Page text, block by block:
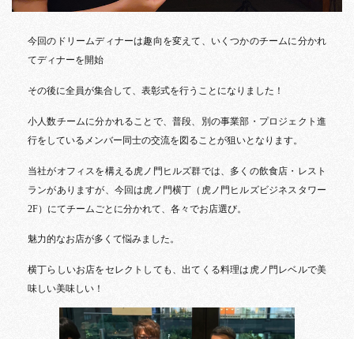
今回のドリームディナーは趣向を変えて、いくつかのチームに分かれ
てディナーを開始
その後に全員が集合して、表彰式を行うことになりました！
小人数チームに分かれることで、普段、別の事業部・プロジェクト進
行をしているメンバー同士の交流を図ることが狙いとなります。
当社がオフィスを構える虎ノ門ヒルズ群では、多くの飲食店・レスト
ランがありますが、今回は虎ノ門横丁（虎ノ門ヒルズビジネスタワー
2F）にてチームごとに分かれて、各々でお店選び。
魅力的なお店が多くて悩みました。
横丁らしいお店をセレクトしても、出てくる料理は虎ノ門レベルで美
味しい美味しい！